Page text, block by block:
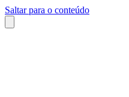
Saltar para o conteúdo